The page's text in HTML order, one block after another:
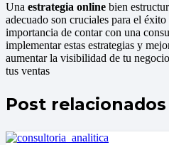
Una estrategia online bien
adecuado son cruciales para el
importancia de contar con una
implementar estas estrategias y
aumentar la visibilidad de tu
tus ventas
Post relacionados